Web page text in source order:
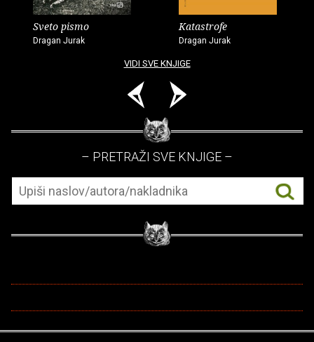
Sveto pismo
Dragan Jurak
Katastrofe
Dragan Jurak
VIDI SVE KNJIGE
– PRETRAŽI SVE KNJIGE –